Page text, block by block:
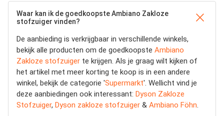
Waar kan ik de goedkoopste Ambiano Zakloze
stofzuiger vinden?
De aanbieding is verkrijgbaar in verschillende winkels,
bekijk alle producten om de goedkoopste Ambiano
Zakloze stofzuiger te krijgen. Als je graag wilt kijken of
het artikel met meer korting te koop is in een andere
winkel, bekijk de categorie 'Supermarkt'. Wellicht vind je
deze aanbiedingen ook interessant: Dyson Zakloze
Stofzuiger, Dyson zakloze stofzuiger & Ambiano Föhn.